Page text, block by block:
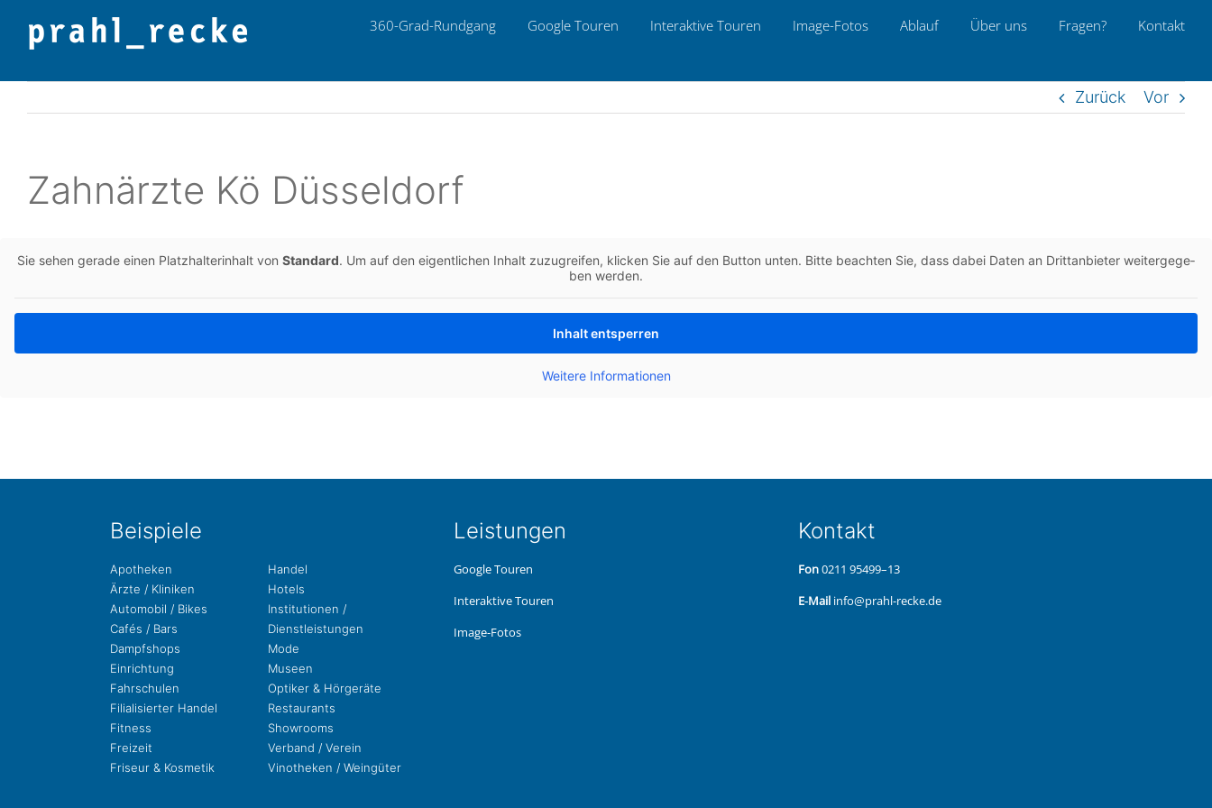
Inhalt
360-Grad-Rund­gang Google Touren Inter­ak­ti­ve Touren Image-Fotos Ablauf Über uns Fragen? Kon­takt
Zurück Vor
Zahn­ärz­te Kö Düsseldorf
Sie sehen gerade einen Platz­hal­ter­in­halt von Stan­dard. Um auf den eigent­li­chen Inhalt zuzu­grei­fen, kli­cken Sie auf den Button unten. Bitte beach­ten Sie, dass dabei Daten an Dritt­an­bie­ter wei­ter­ge­ge­
ben werden.
Inhalt ent­sper­ren
Wei­te­re Infor­ma­tio­nen
Bei­spie­le
Apo­the­ken
Ärzte / Kliniken
Auto­mo­bil / Bikes
Cafés / Bars
Dampf­shops
Ein­rich­tung
Fahr­schu­len
Filia­li­sier­ter Handel
Fit­ness
Freizeit
Fri­seur & Kosmetik
Handel
Hotels
Insti­tu­tio­nen /
Dienstleistungen
Mode
Museen
Opti­ker & Hörgeräte
Restau­rants
Show­rooms
Ver­band / Verein
Vino­the­ken / Weingüter
Leis­tun­gen
Google Touren
Inter­ak­ti­ve Touren
Image-Fotos
Kon­takt
Fon0211 95499–13
E‑Mail info@prahl-recke.de